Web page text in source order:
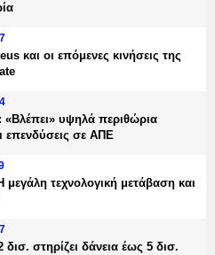
και οι επόμενες κινήσεις της
«Βλέπει» υψηλά περιθώρια
επενδύσεις σε ΑΠΕ
τεχνολογική μετάβαση και
στηρίζει δάνεια έως 5 δισ.